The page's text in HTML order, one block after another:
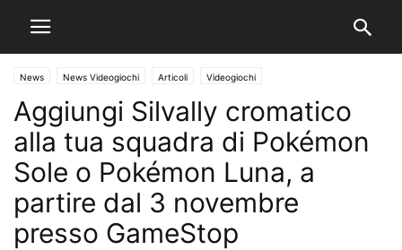
News News Videogiochi Articoli Videogiochi
Aggiungi Silvally cromatico
alla tua squadra di Pokémon
Sole o Pokémon Luna, a
partire dal 3 novembre
presso GameStop